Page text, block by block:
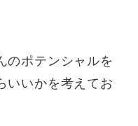
のポテンシャルを
いいかを考えてお